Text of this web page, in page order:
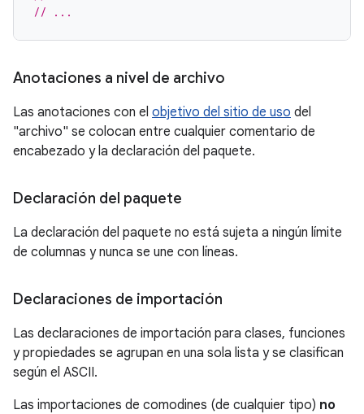
// ...
Anotaciones a nivel de archivo
Las anotaciones con el objetivo del sitio de uso del
"archivo" se colocan entre cualquier comentario de
encabezado y la declaración del paquete.
Declaración del paquete
La declaración del paquete no está sujeta a ningún límite
de columnas y nunca se une con líneas.
Declaraciones de importación
Las declaraciones de importación para clases, funciones
y propiedades se agrupan en una sola lista y se clasifican
según el ASCII.
Las importaciones de comodines (de cualquier tipo) no